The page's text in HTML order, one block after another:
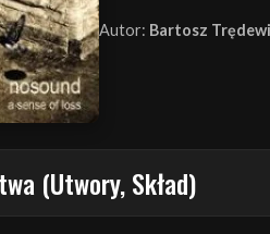
Autor: Bartosz
(Utwory, Skład)